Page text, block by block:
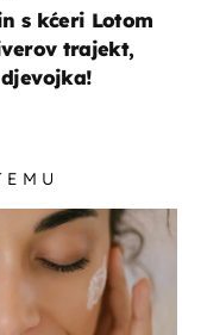
s kćeri Lotom
trajekt,